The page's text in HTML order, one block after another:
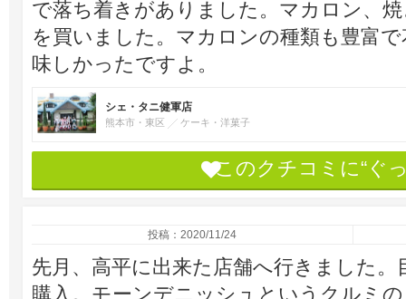
で落ち着きがありました。マカロン、
を買いました。マカロンの種類も豊富
味しかったですよ。
シェ・タニ健軍店
熊本市・東区 ケーキ・洋菓子
このクチコミに“ぐ
投稿：2020/11/24
先月、高平に出来た店舗へ行きました
購入。モーンデニッシュというクルミ